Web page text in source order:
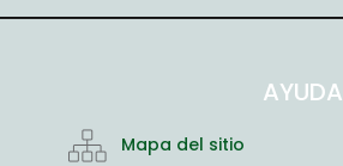
AYUDA
Mapa del sitio